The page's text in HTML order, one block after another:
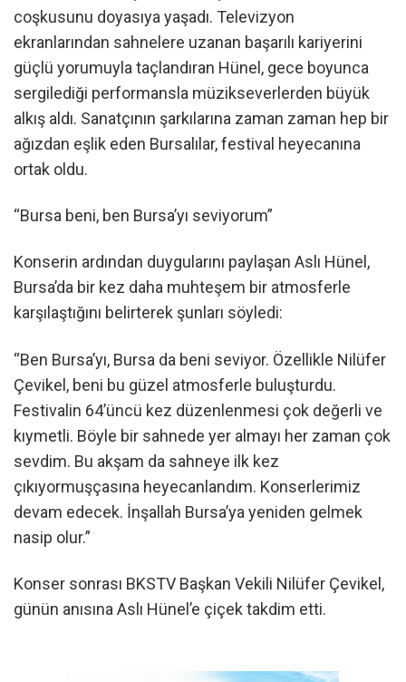
coşkusunu doyasıya yaşadı. Televizyon
ekranlarından sahnelere uzanan başarılı kariyerini
güçlü yorumuyla taçlandıran Hünel, gece boyunca
sergilediği performansla müzikseverlerden büyük
alkış aldı. Sanatçının şarkılarına zaman zaman hep bir
ağızdan eşlik eden Bursalılar, festival heyecanına
ortak oldu.
“Bursa beni, ben Bursa’yı seviyorum”
Konserin ardından duygularını paylaşan Aslı Hünel,
Bursa’da bir kez daha muhteşem bir atmosferle
karşılaştığını belirterek şunları söyledi:
“Ben Bursa’yı, Bursa da beni seviyor. Özellikle Nilüfer
Çevikel, beni bu güzel atmosferle buluşturdu.
Festivalin 64’üncü kez düzenlenmesi çok değerli ve
kıymetli. Böyle bir sahnede yer almayı her zaman çok
sevdim. Bu akşam da sahneye ilk kez
çıkıyormuşçasına heyecanlandım. Konserlerimiz
devam edecek. İnşallah Bursa’ya yeniden gelmek
nasip olur.”
Konser sonrası BKSTV Başkan Vekili Nilüfer Çevikel,
günün anısına Aslı Hünel’e çiçek takdim etti.